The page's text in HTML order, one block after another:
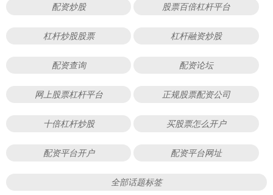
配资炒股 股票百倍杠杆平台
杠杆炒股股票 杠杆融资炒股
配资查询 配资论坛
网上股票杠杆平台 正规股票配资公司
十倍杠杆炒股 买股票怎么开户
配资平台开户 配资平台网址
全部话题标签